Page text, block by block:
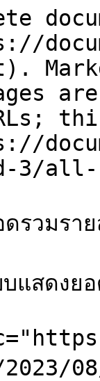
all-
รวมรา
แสดงย